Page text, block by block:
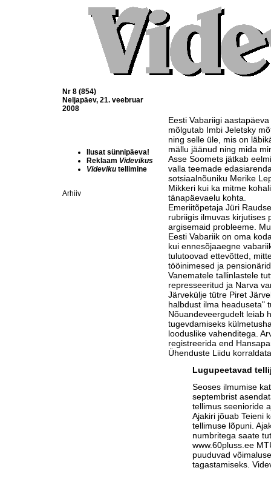
Nr 8 (854)
Neljapäev, 21. veebruar
2008
Ilusat sünnipäeva!
Reklaam Videvikus
Videviku tellimine
Arhiiv
Eesti Vabariigi
mõlgutab Imbi Jeletsky
ning selle üle, mis on
mällu jäänud ning mida
Asse Soomets jätkab
valla teemade
sotsiaalnõuniku Merike
Mikkeri kui ka mitme
tänapäevaelu kohta.
Emeriitõpetaja Jüri
rubriigis ilmuvas kirjutises
argisemaid probleeme.
Eesti Vabariik on oma
kui ennesõjaaegne
tulutoovad ettevõtted,
tööinimesed ja
Vanematele tallinlastele
represseeritud ja Narva
Järvekülje tütre Piret
halbdust ilma headuseta"
Nõuandeveergudelt leiab
tugevdamiseks
looduslike vahenditega.
registreerida end
Ühenduste Liidu
Lugupeetavad
Seoses ilmumise
septembrist
tellimus seenioride
Ajakiri jõuab Teieni
tellimuse lõpuni.
numbritega saate
www.60pluss.ee
puuduvad
tagastamiseks.